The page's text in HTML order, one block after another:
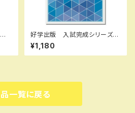
好学出版 入試完成シリーズ
数学 融合問題の完成 2026
年度版 新品完全セット ISB
N：B0D3B76CWZ ISBN-1
¥1,180
一覧に戻る